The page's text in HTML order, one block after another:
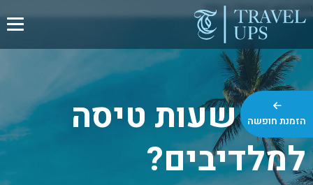
https://travel-ups.com
כמה שעות טיסה
למלדיבים?
הזמנת חופשה